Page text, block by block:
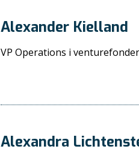
Alexander Kielland
VP Operations i
Alexandra